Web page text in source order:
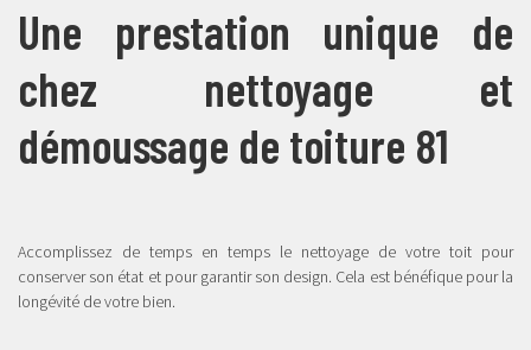
Une prestation unique de
chez nettoyage et
démoussage de toiture 81
Accomplissez de temps en temps le nettoyage de votre toit pour
conserver son état et pour garantir son design. Cela est bénéfique pour la
longévité de votre bien.